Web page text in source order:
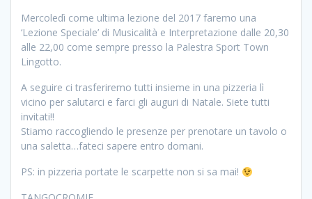
Mercoledì come ultima lezione del 2017 faremo una
‘Lezione Speciale’ di Musicalità e Interpretazione dalle 20,30
alle 22,00 come sempre presso la Palestra Sport Town
Lingotto.
A seguire ci trasferiremo tutti insieme in una pizzeria lì
vicino per salutarci e farci gli auguri di Natale. Siete tutti
invitati!!
Stiamo raccogliendo le presenze per prenotare un tavolo o
una saletta…fateci sapere entro domani.
PS: in pizzeria portate le scarpette non si sa mai!